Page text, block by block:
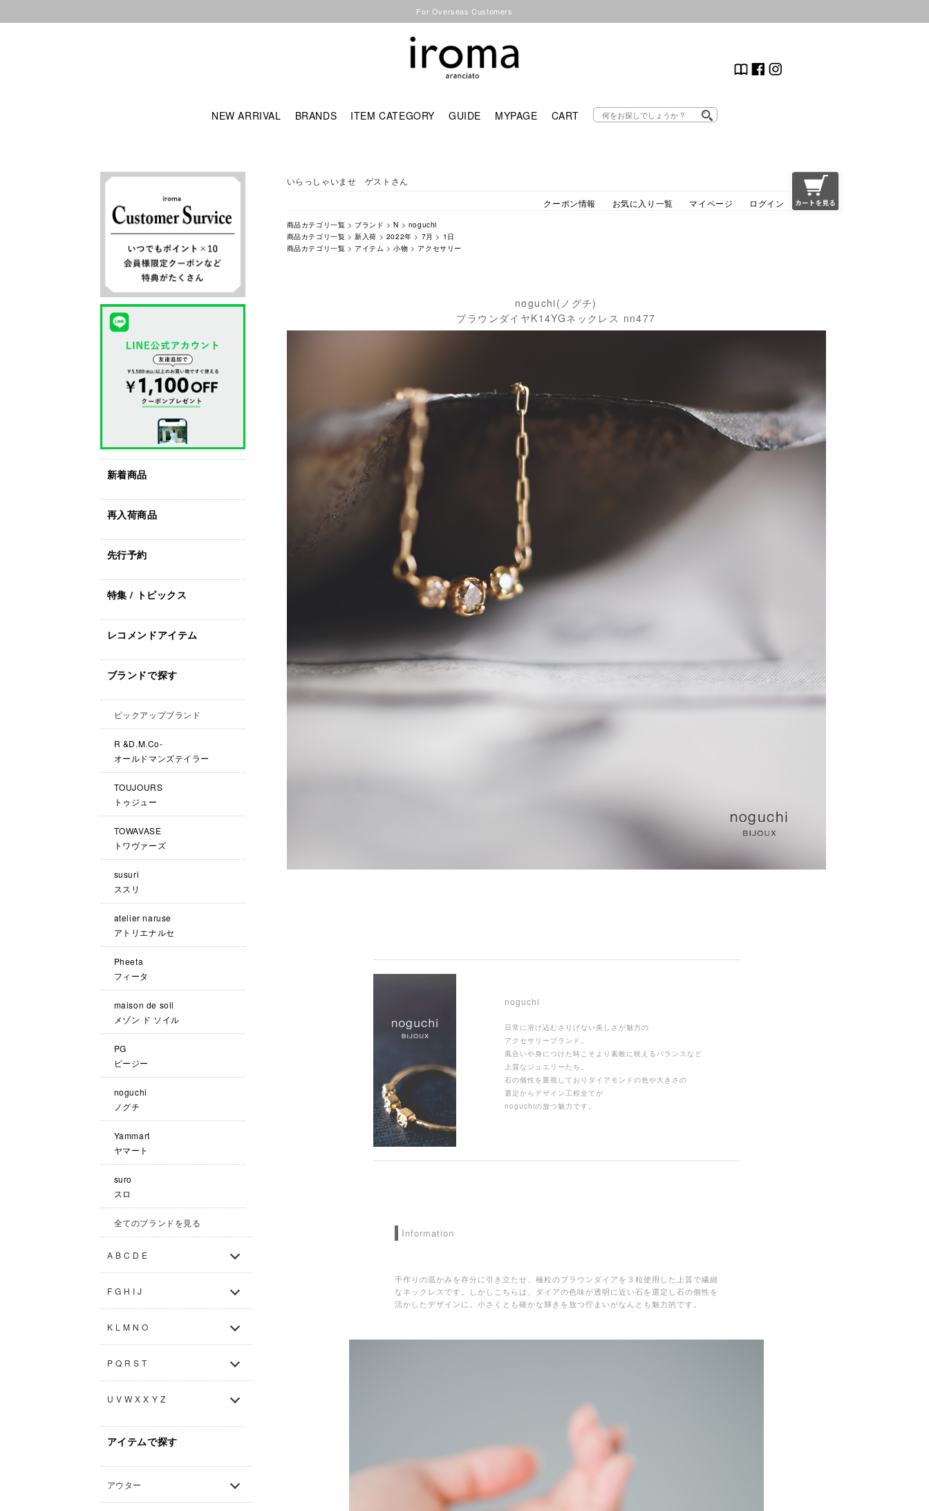
For Overseas Customers
NEW ARRIVAL BRANDS ITEM CATEGORY GUIDE MYPAGE CART
新着商品
再入荷商品
先行予約
特集 / トピックス
レコメンドアイテム
ブランドで探す
ピックアップブランド
R &D.M.Co-
オールドマンズテイラー
TOUJOURS
トゥジュー
TOWAVASE
トワヴァーズ
susuri
ススリ
atelier naruse
アトリエナルセ
Pheeta
フィータ
maison de soil
メゾン ド ソイル
PG
ピージー
noguchi
ノグチ
Yammart
ヤマート
suro
スロ
全てのブランドを見る
A B C D E
F G H I J
K L M N O
P Q R S T
U V W X X Y Z
アイテムで探す
アウター
いらっしゃいませ ゲストさん
クーポン情報
お気に入り一覧 マイページ ログイン
商品カテゴリ一覧 > ブランド >N > noguchi
商品カテゴリ一覧 >新入荷 > 2022年 > 7月 > 1日
商品カテゴリ一覧 > アイテム >小物 > アクセサリー
noguchi(ノグチ)
ブラウンダイヤK14YGネックレス nn477
noguchi
日常に溶け込むさりげない美しさが魅力の
アクセサリーブランド。
風合いや身につけた時こそより素敵に映えるバランスなど
上質なジュエリーたち。
石の個性を重視しておりダイアモンドの色や大きさの
選定からデザイン工程全てが
noguchiの放つ魅力です。
Information
手作りの温かみを存分に引き立たせ、極粒のブラウンダイアを３粒使用した上質で繊細
なネックレスです。しかしこちらは、ダイアの色味が透明に近い石を選定し石の個性を
活かしたデザインに。小さくとも確かな輝きを放つ佇まいがなんとも魅力的です。